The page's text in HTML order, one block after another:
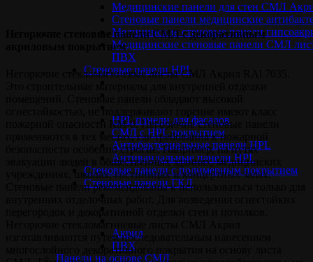
Медицинские панели для стен СМЛ
Стеновые панели медицинские
Медицинские стеновые панели
Медицинские стеновые панели СМЛ
ПВХ
Стеновые панели НPL
HPL панели для фасадов
СМЛ с HPL покрытием
Антибактериальные панели HPL
Антивандальные панели HPL
Cтеновые панели с полимерным покрытием
Стеновые панели ГКЛ
Акрил
ПВХ
Панели на основе СМЛ
Негорючие стеновые панели СМЛ с декоративным
акриловым покрытием
Негорючие стекломагниевые листы СМЛ Акрил RAl 7035.
пожарной опасности КМ-0. Негорючие стеновые панели
применяются в тех местах, где требования к пожарной
безопасности особенно строгие. Например, на путях
эвакуации людей в общественных зданиях, медицинских
учреждениях, школах, гостиницах и концертных залах.
Стеновые панели рекомендованы к использоваться только для
изготавливаются путем последовательным нанесением
многослойного декоративного покрытия на основу листа